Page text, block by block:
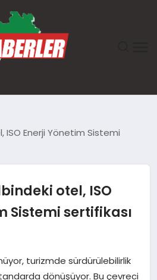
ISO Enerji Yönetim Sistemi
otel, ISO
Sistemi sertifikası
turizmde sürdürülebilirlik
dönüşüyor. Bu çevreci